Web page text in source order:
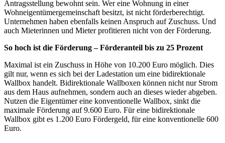
Antragsstellung bewohnt sein. Wer eine Wohnung in einer
Wohneigentümergemeinschaft besitzt, ist nicht förderberechtigt.
Unternehmen haben ebenfalls keinen Anspruch auf Zuschuss. Und
auch Mieterinnen und Mieter profitieren nicht von der Förderung.
So hoch ist die Förderung – Förderanteil bis zu 25 Prozent
Maximal ist ein Zuschuss in Höhe von 10.200 Euro möglich. Dies
gilt nur, wenn es sich bei der Ladestation um eine bidirektionale
Wallbox handelt. Bidirektionale Wallboxen können nicht nur Strom
aus dem Haus aufnehmen, sondern auch an dieses wieder abgeben.
Nutzen die Eigentümer eine konventionelle Wallbox, sinkt die
maximale Förderung auf 9.600 Euro. Für eine bidirektionale
Wallbox gibt es 1.200 Euro Fördergeld, für eine konventionelle 600
Euro.